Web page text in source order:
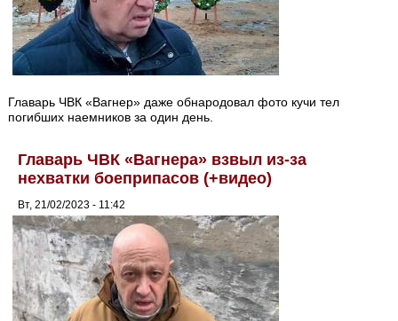
Главарь ЧВК «Вагнер» даже обнародовал фото кучи тел
погибших наемников за один день.
Главарь ЧВК «Вагнера» взвыл из-за
нехватки боеприпасов (+видео)
Вт, 21/02/2023 - 11:42